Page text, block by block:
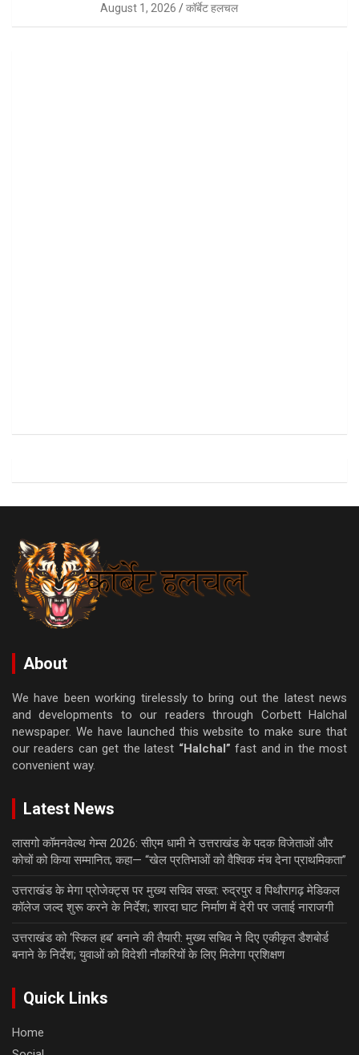
August 1, 2026 कॉर्बेट हलचल
About
We have been working tirelessly to bring out the latest news
and developments to our readers through Corbett Halchal
newspaper. We have launched this website to make sure that
our readers can get the latest “Halchal” fast and in the most
convenient way.
Latest News
लासगो कॉमनवेल्थ गेम्स 2026: सीएम धामी ने उत्तराखंड के पदक विजेताओं और
कोचों को किया सम्मानित; कहा— “खेल प्रतिभाओं को वैश्विक मंच देना प्राथमिकता”
उत्तराखंड के मेगा प्रोजेक्ट्स पर मुख्य सचिव सख्त: रुद्रपुर व पिथौरागढ़ मेडिकल
कॉलेज जल्द शुरू करने के निर्देश; शारदा घाट निर्माण में देरी पर जताई नाराजगी
उत्तराखंड को ‘स्किल हब’ बनाने की तैयारी: मुख्य सचिव ने दिए एकीकृत डैशबोर्ड
बनाने के निर्देश; युवाओं को विदेशी नौकरियों के लिए मिलेगा प्रशिक्षण
Quick Links
Home